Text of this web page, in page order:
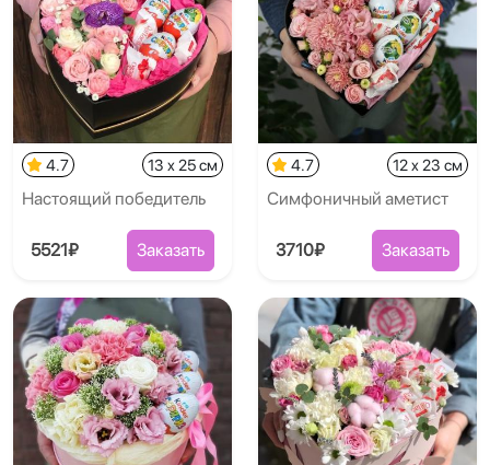
4.7 13 x 25 см
Настоящий победитель
5521₽ Заказать
4.7 12 x 23 см
Симфоничный аметист
3710₽ Заказать